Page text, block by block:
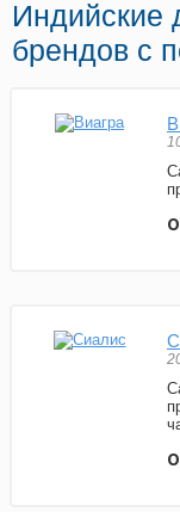
Индийские
брендов с